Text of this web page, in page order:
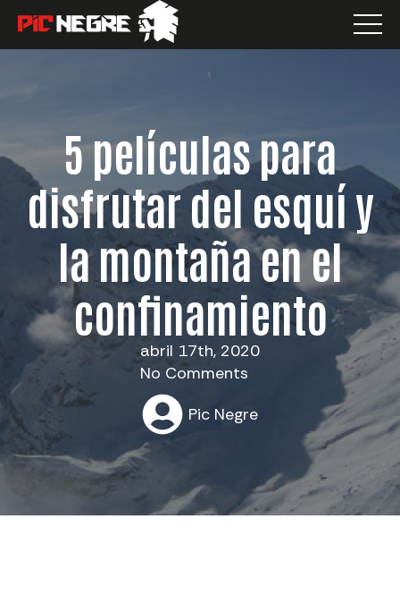
5 películas para
disfrutar del esquí y
la montaña en el
confinamiento
abril 17th, 2020
No Comments
Pic Negre